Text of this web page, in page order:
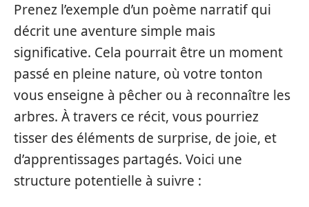
Prenez l’exemple d’un poème narratif qui
décrit une aventure simple mais
significative. Cela pourrait être un moment
passé en pleine nature, où votre tonton
vous enseigne à pêcher ou à reconnaître les
arbres. À travers ce récit, vous pourriez
tisser des éléments de surprise, de joie, et
d’apprentissages partagés. Voici une
structure potentielle à suivre :